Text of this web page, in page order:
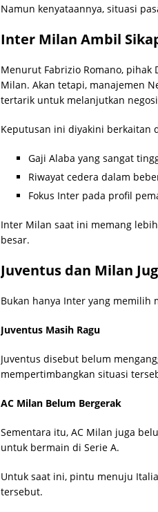
Namun kenyataannya, situasi
Inter Milan Ambil
Menurut Fabrizio Romano,
Milan. Akan tetapi, manajemen
tertarik untuk melanjutkan
Keputusan ini diyakini berkaitan
Gaji Alaba yang sangat
Riwayat cedera dalam
Fokus Inter pada profil
Inter Milan saat ini memang
besar.
Juventus dan Milan
Bukan hanya Inter yang
Juventus Masih Ragu
Juventus disebut belum
mempertimbangkan situasi
AC Milan Belum Bergerak
Sementara itu, AC Milan juga
untuk bermain di Serie A.
Untuk saat ini, pintu menuju
tersebut.